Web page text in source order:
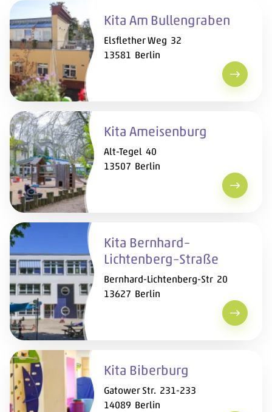
Medien-Erziehung
Montessori-Pädagogik
Fremdsprachen
Freinet-Pädagogik
Kita Am Bullengraben
Elsflether Weg 32
13581 Berlin
Kita Am
Kita Ameisenburg
Alt-Tegel 40
13507 Berlin
Kita
Kita Bernhard–
Lichtenberg–Straße
Bernhard-Lichtenberg-Str 20
13627 Berlin
Kita
Kita Biberburg
Gatower Str. 231-233
14089 Berlin